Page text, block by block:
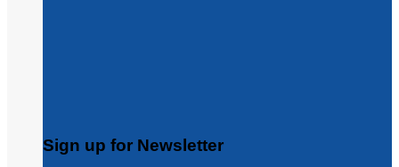
Sign up for Newsletter